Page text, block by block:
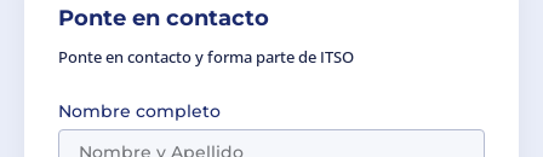
Ponte en contacto
Ponte en contacto y forma parte de ITSO
Nombre completo